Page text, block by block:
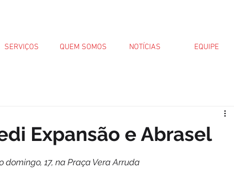
SERVIÇOS QUEM SOMOS NOTÍCIAS EQUIPE
Expansão e Abrasel
17, na Praça Vera Arruda